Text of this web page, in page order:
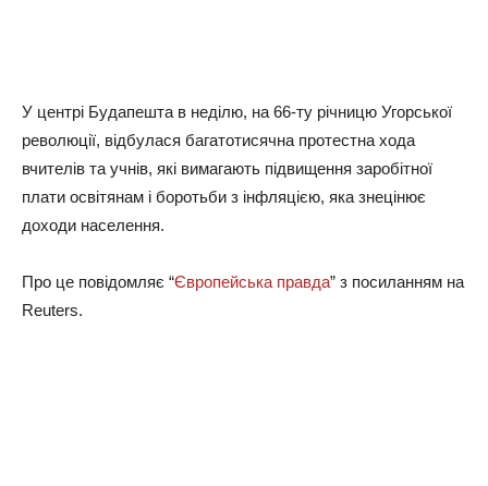
У центрі Будапешта в неділю, на 66-ту річницю Угорської
революції, відбулася багатотисячна протестна хода
вчителів та учнів, які вимагають підвищення заробітної
плати освітянам і боротьби з інфляцією, яка знецінює
доходи населення.
Про це повідомляє “Європейська правда” з посиланням на
Reuters.